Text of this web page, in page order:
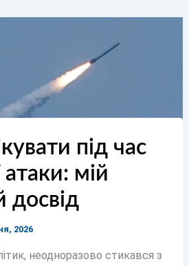
під час
атаки: мій
досвід
2026
неодноразово стикався з